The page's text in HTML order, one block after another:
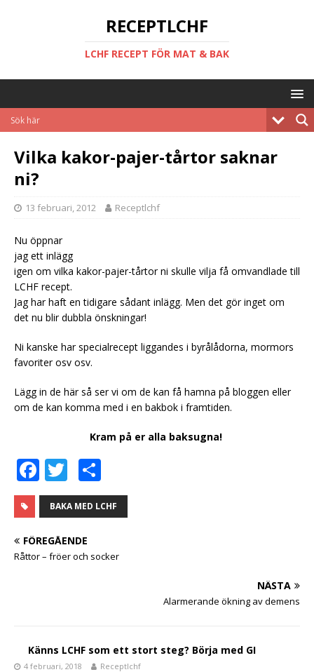
RECEPTLCHF
LCHF RECEPT FÖR MAT & BAK
Vilka kakor-pajer-tårtor saknar
ni?
13 februari, 2012 Receptlchf
Nu öppnar
jag ett inlägg
igen om vilka kakor-pajer-tårtor ni skulle vilja få omvandlade till
LCHF recept.
Jag har haft en tidigare sådant inlägg. Men det gör inget om
det nu blir dubbla önskningar!
Ni kanske har specialrecept liggandes i byrålådorna, mormors
favoriter osv osv.
Lägg in de här så ser vi om de kan få hamna på bloggen eller
om de kan komma med i en bakbok i framtiden.
Kram på er alla baksugna!
F
a
c
e
b
T
w
it
te
r
el
a
BAKA MED LCHF
FÖREGÅENDE
Råttor – fröer och socker
NÄSTA
Alarmerande ökning av demens
Känns LCHF som ett stort steg? Börja med GI
4 februari, 2018 Receptlchf